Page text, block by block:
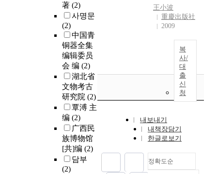
著 (2)
사명문
(2)
中国青
铜器全集
编辑委员
会 编 (2)
湖北省
文物考古
研究院 (2)
覃溥 主
编 (2)
广西民
族博物馆
[共]编 (2)
담부
(2)
王小波
重慶出版社
2009
복
사/
대
출
신
청
내보내기
내책장담기
한글로보기
정확도순